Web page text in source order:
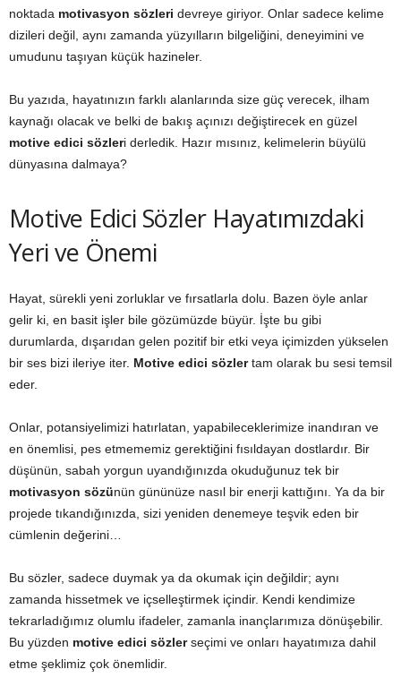
noktada motivasyon sözleri devreye giriyor. Onlar sadece kelime
dizileri değil, aynı zamanda yüzyılların bilgeliğini, deneyimini ve
umudunu taşıyan küçük hazineler.
Bu yazıda, hayatınızın farklı alanlarında size güç verecek, ilham
kaynağı olacak ve belki de bakış açınızı değiştirecek en güzel
motive edici sözleri derledik. Hazır mısınız, kelimelerin büyülü
dünyasına dalmaya?
Motive Edici Sözler Hayatımızdaki
Yeri ve Önemi
Hayat, sürekli yeni zorluklar ve fırsatlarla dolu. Bazen öyle anlar
gelir ki, en basit işler bile gözümüzde büyür. İşte bu gibi
durumlarda, dışarıdan gelen pozitif bir etki veya içimizden yükselen
bir ses bizi ileriye iter. Motive edici sözlertam olarak bu sesi temsil
eder.
Onlar, potansiyelimizi hatırlatan, yapabileceklerimize inandıran ve
en önemlisi, pes etmememiz gerektiğini fısıldayan dostlardır. Bir
düşünün, sabah yorgun uyandığınızda okuduğunuz tek bir
motivasyon sözünün gününüze nasıl bir enerji kattığını. Ya da bir
projede tıkandığınızda, sizi yeniden denemeye teşvik eden bir
cümlenin değerini…
Bu sözler, sadece duymak ya da okumak için değildir; aynı
zamanda hissetmek ve içselleştirmek içindir. Kendi kendimize
tekrarladığımız olumlu ifadeler, zamanla inançlarımıza dönüşebilir.
Bu yüzden motive edici sözlerseçimi ve onları hayatımıza dahil
etme şeklimiz çok önemlidir.